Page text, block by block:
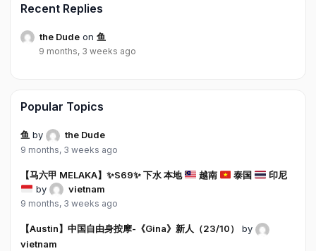
Recent Replies
the Dude on 鱼
9 months, 3 weeks ago
Popular Topics
鱼 by the Dude
9 months, 3 weeks ago
【马六甲 MELAKA】 ✨S69✨下水 本地 越南 泰国
印尼
by
vietnam
9 months, 3 weeks ago
【Austin】中国自由身按摩-《Gina》新人（23/10）
by
vietnam